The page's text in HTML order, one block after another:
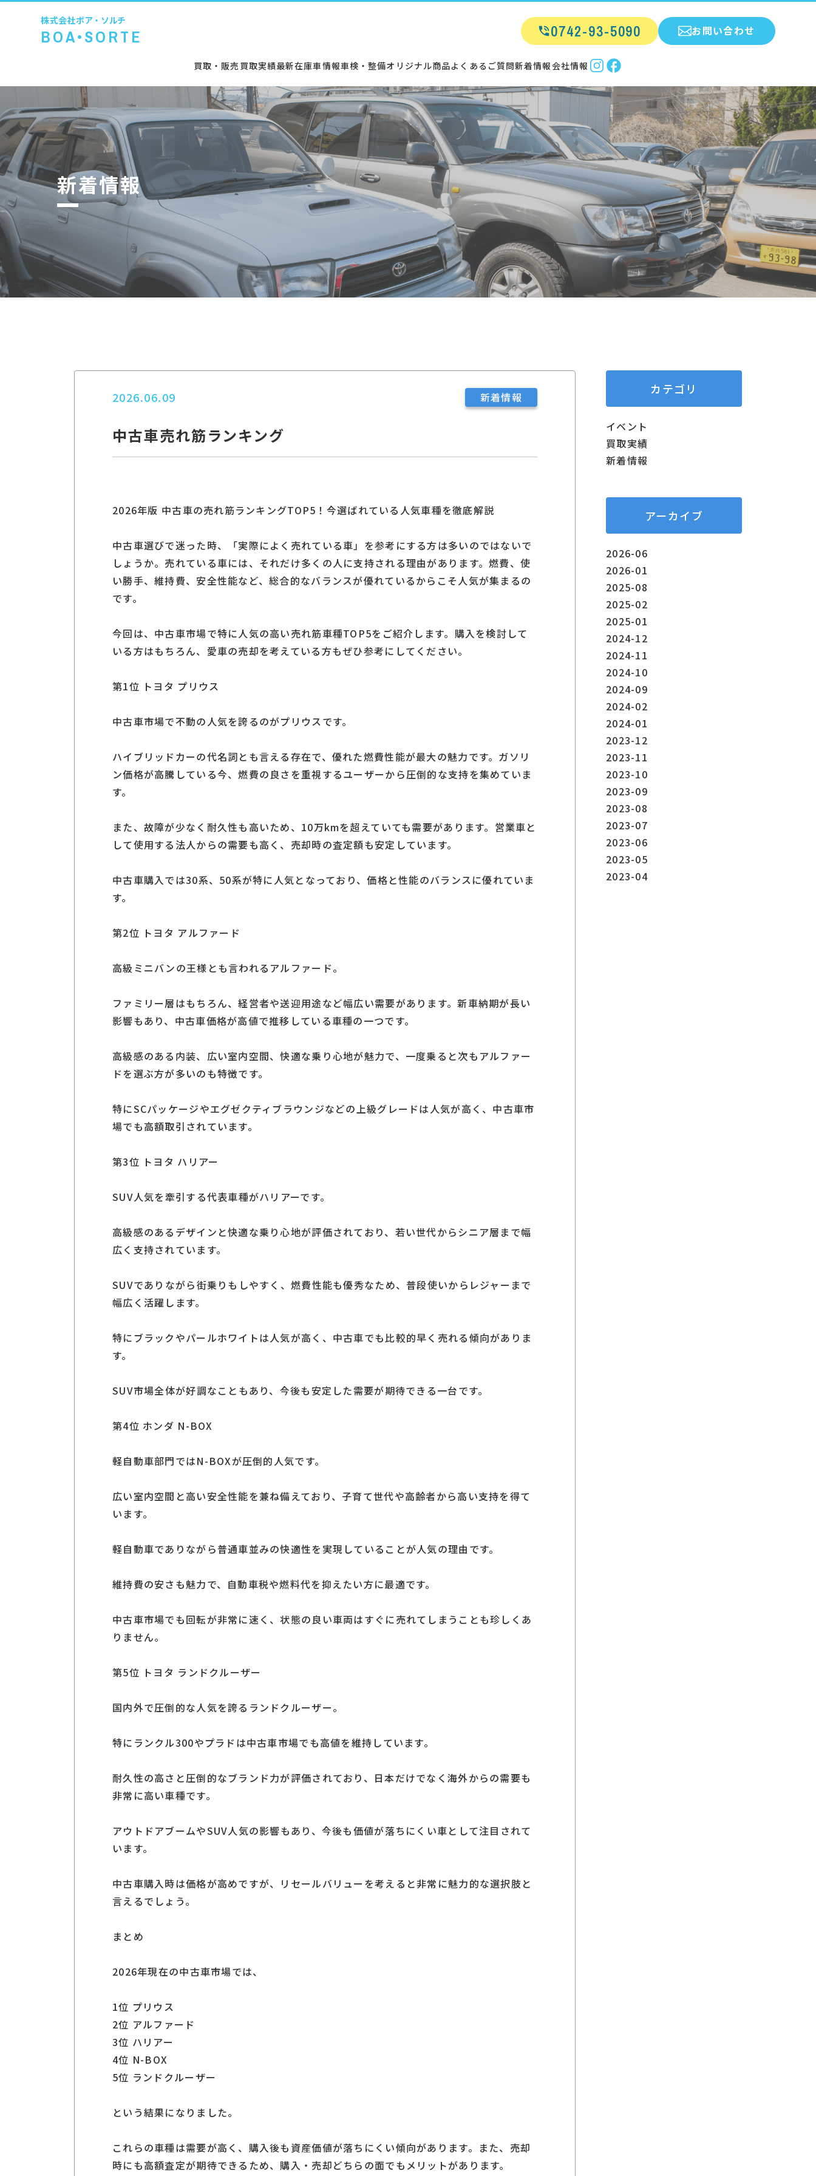
株式会社ボア・ソルチ
BOA•SORTE 0742-93-5090 お問い合わせ
買取・販売 買取実績最新在庫車情報車検・整備オリジナル商品よくあるご質問新着情報会社情報
新着情報
2026.06.09 新着情報
中古車売れ筋ランキング
2026年版 中古車の売れ筋ランキングTOP5！今選ばれている人気車種を徹底解説
中古車選びで迷った時、「実際によく売れている車」を参考にする方は多いのではないで
しょうか。売れている車には、それだけ多くの人に支持される理由があります。燃費、使
い勝手、維持費、安全性能など、総合的なバランスが優れているからこそ人気が集まるの
です。
今回は、中古車市場で特に人気の高い売れ筋車種TOP5をご紹介します。購入を検討して
いる方はもちろん、愛車の売却を考えている方もぜひ参考にしてください。
第1位 トヨタ プリウス
中古車市場で不動の人気を誇るのがプリウスです。
ハイブリッドカーの代名詞とも言える存在で、優れた燃費性能が最大の魅力です。ガソリ
ン価格が高騰している今、燃費の良さを重視するユーザーから圧倒的な支持を集めていま
す。
また、故障が少なく耐久性も高いため、10万kmを超えていても需要があります。営業車と
して使用する法人からの需要も高く、売却時の査定額も安定しています。
中古車購入では30系、50系が特に人気となっており、価格と性能のバランスに優れていま
す。
第2位 トヨタ アルファード
高級ミニバンの王様とも言われるアルファード。
ファミリー層はもちろん、経営者や送迎用途など幅広い需要があります。新車納期が長い
影響もあり、中古車価格が高値で推移している車種の一つです。
高級感のある内装、広い室内空間、快適な乗り心地が魅力で、一度乗ると次もアルファー
ドを選ぶ方が多いのも特徴です。
特にSCパッケージやエグゼクティブラウンジなどの上級グレードは人気が高く、中古車市
場でも高額取引されています。
第3位 トヨタ ハリアー
SUV人気を牽引する代表車種がハリアーです。
高級感のあるデザインと快適な乗り心地が評価されており、若い世代からシニア層まで幅
広く支持されています。
SUVでありながら街乗りもしやすく、燃費性能も優秀なため、普段使いからレジャーまで
幅広く活躍します。
特にブラックやパールホワイトは人気が高く、中古車でも比較的早く売れる傾向がありま
す。
SUV市場全体が好調なこともあり、今後も安定した需要が期待できる一台です。
第4位 ホンダ N-BOX
軽自動車部門ではN-BOXが圧倒的人気です。
広い室内空間と高い安全性能を兼ね備えており、子育て世代や高齢者から高い支持を得て
います。
軽自動車でありながら普通車並みの快適性を実現していることが人気の理由です。
維持費の安さも魅力で、自動車税や燃料代を抑えたい方に最適です。
中古車市場でも回転が非常に速く、状態の良い車両はすぐに売れてしまうことも珍しくあ
りません。
第5位 トヨタ ランドクルーザー
国内外で圧倒的な人気を誇るランドクルーザー。
特にランクル300やプラドは中古車市場でも高値を維持しています。
耐久性の高さと圧倒的なブランド力が評価されており、日本だけでなく海外からの需要も
非常に高い車種です。
アウトドアブームやSUV人気の影響もあり、今後も価値が落ちにくい車として注目されて
います。
中古車購入時は価格が高めですが、リセールバリューを考えると非常に魅力的な選択肢と
言えるでしょう。
まとめ
2026年現在の中古車市場では、
1位 プリウス
2位 アルファード
3位 ハリアー
4位 N-BOX
5位 ランドクルーザー
という結果になりました。
これらの車種は需要が高く、購入後も資産価値が落ちにくい傾向があります。また、売却
時にも高額査定が期待できるため、購入・売却どちらの面でもメリットがあります。
カテゴリ
イベント
買取実績
新着情報
アーカイブ
2026-06
2026-01
2025-08
2025-02
2025-01
2024-12
2024-11
2024-10
2024-09
2024-02
2024-01
2023-12
2023-11
2023-10
2023-09
2023-08
2023-07
2023-06
2023-05
2023-04